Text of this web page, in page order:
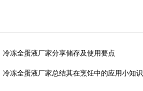
冷冻全蛋液厂家分享储存及使用要点
冷冻全蛋液厂家总结其在烹饪中的应用小知识